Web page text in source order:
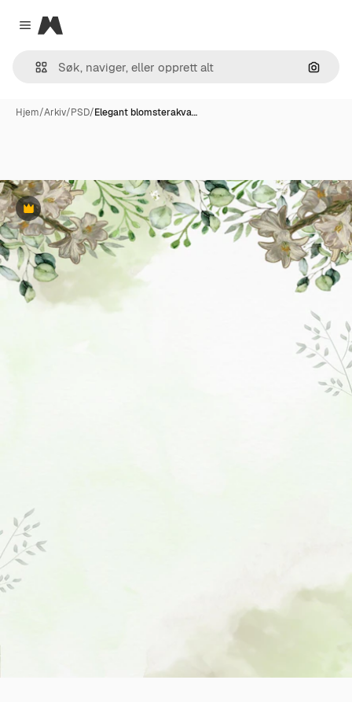
Close menu
Magnific
Søk
Hjem/Arkiv/PSD/Elegant blomsterakva…
Premium